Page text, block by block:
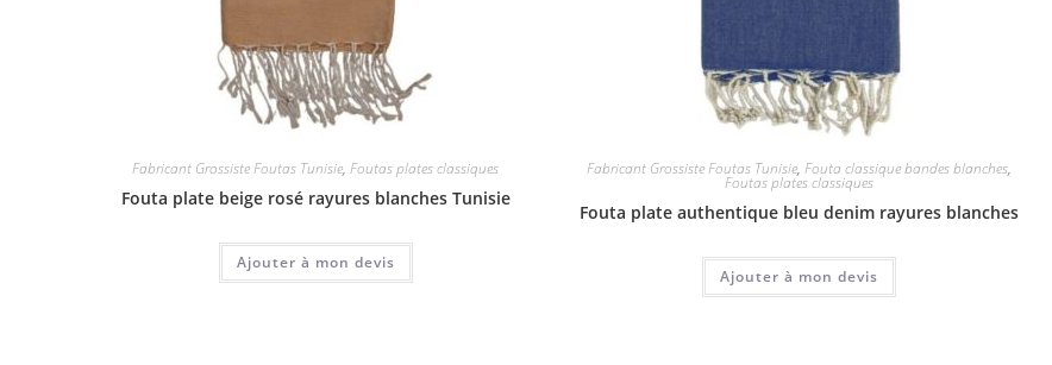
Fabricant Grossiste Foutas Tunisie,Foutas plates classiques
Fouta plate beige rosé rayures blanches Tunisie
Ajouter à mon devis
Fabricant Grossiste Foutas Tunisie,Fouta classique bandes blanches,
Foutas plates classiques
Fouta plate authentique bleu denim rayures blanches
Ajouter à mon devis